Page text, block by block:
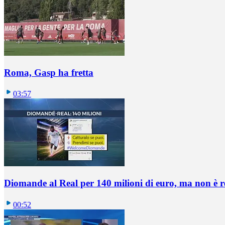
Roma, Gasp ha fretta
03:57
Diomande al Real per 140 milioni di euro, ma non è
00:52